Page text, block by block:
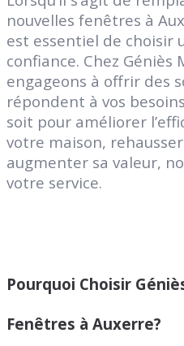
nouvelles fenêtres à
est essentiel de choisir
confiance. Chez Géniès
engageons à offrir des
répondent à vos
soit pour améliorer
votre maison,
augmenter sa valeur,
votre service.
Pourquoi Choisir
Fenêtres à Auxerre?